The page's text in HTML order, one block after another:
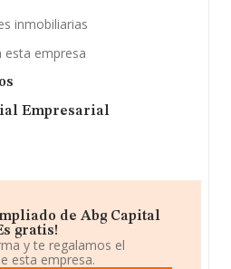
inmobiliarias
esta empresa
Empresarial
de Abg Capital
gratis!
y te regalamos el
esta empresa.